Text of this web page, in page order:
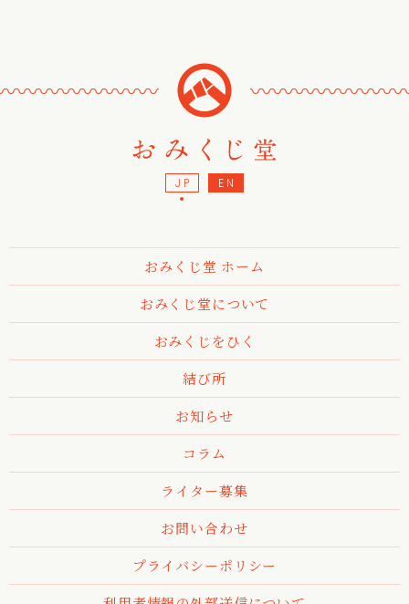
〰〰〰〰〰〰〰 〰〰〰〰〰〰〰
JP EN
おみくじ堂 ホーム
おみくじ堂について
おみくじをひく
結び所
お知らせ
コラム
ライター募集
お問い合わせ
プライバシーポリシー